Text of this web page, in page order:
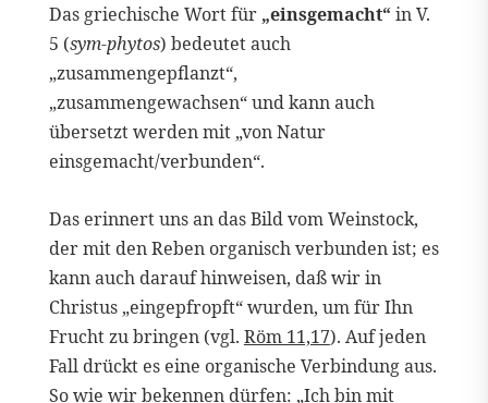
Das griechische Wort für „einsgemacht“ in V.
5 (sym-phytos) bedeutet auch
„zusammengepflanzt“,
„zusammengewachsen“ und kann auch
übersetzt werden mit „von Natur
einsgemacht/verbunden“.
Das erinnert uns an das Bild vom Weinstock,
der mit den Reben organisch verbunden ist; es
kann auch darauf hinweisen, daß wir in
Christus „eingepfropft“ wurden, um für Ihn
Frucht zu bringen (vgl. Röm 11,17). Auf jeden
Fall drückt es eine organische Verbindung aus.
So wie wir bekennen dürfen: „Ich bin mit